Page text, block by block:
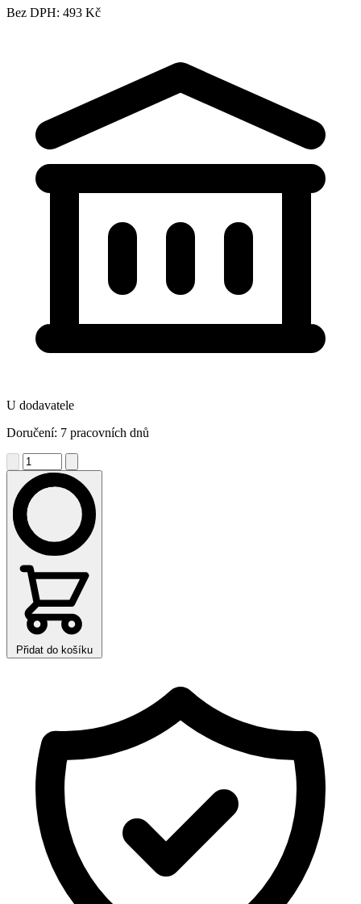
Bez DPH: 493 Kč
U dodavatele
Doručení: 7 pracovních dnů
Přidat do košíku